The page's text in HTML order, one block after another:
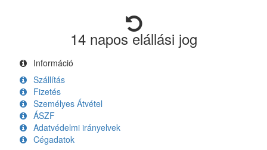
14 napos elállási jog
Információ
Szállítás
Fizetés
Személyes Átvétel
ÁSZF
Adatvédelmi irányelvek
Cégadatok